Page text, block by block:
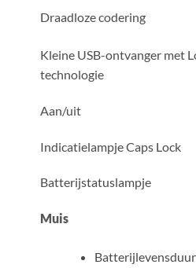
Draadloze codering
Kleine USB-ontvanger met
technologie
Aan/uit
Indicatielampje Caps Lock
Batterijstatuslampje
Muis